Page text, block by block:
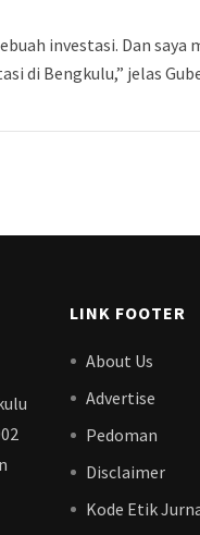
investasi. Dan
di Bengkulu,” jelas
LINK FOOTER
About Us
Advertise
Pedoman
Disclaimer
Kode Etik